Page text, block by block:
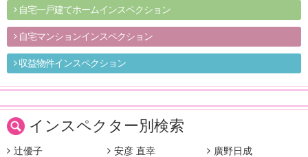
自宅一戸建てホームインスペクション
自宅マンションインスペクション
収益物件インスペクション
インスペクター別検索
辻優子 安彦 直幸
廣野日成